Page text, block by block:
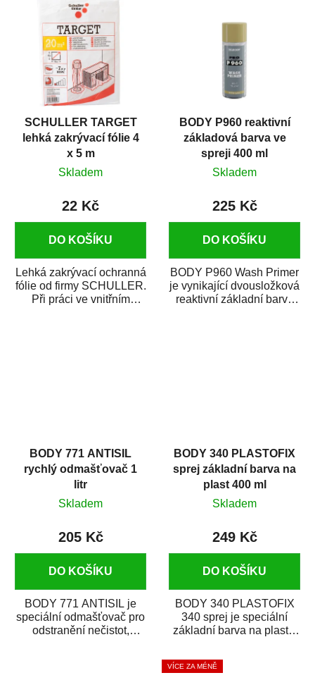
SCHULLER TARGET
lehká zakrývací fólie 4
x 5 m
Skladem
22 Kč
DO KOŠÍKU
Lehká zakrývací ochranná
fólie od firmy SCHULLER.
Při práci ve vnitřním
BODY P960 reaktivní
základová barva ve
spreji 400 ml
Skladem
225 Kč
DO KOŠÍKU
BODY P960 Wash Primer
je vynikající dvousložková
reaktivní základní barva
BODY 771 ANTISIL
rychlý odmašťovač 1
litr
Skladem
205 Kč
DO KOŠÍKU
BODY 771 ANTISIL je
speciální odmašťovač pro
odstranění nečistot,
BODY 340 PLASTOFIX
sprej základní barva na
plast 400 ml
Skladem
249 Kč
DO KOŠÍKU
BODY 340 PLASTOFIX
340 sprej je speciální
základní barva na plasty,
vrchních...
VÍCE ZA MÉNĚ